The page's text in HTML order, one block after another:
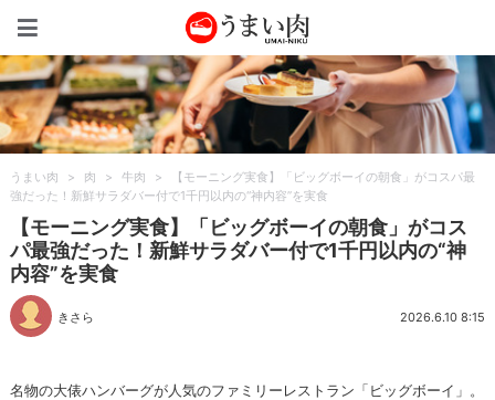
うまい肉 > 肉 > 牛肉 >
【モーニング実食】「ビッグボーイの朝食」がコスパ最
強だった！新鮮サラダバー付で1千円以内の“神内容”を実食
【モーニング実食】「ビッグボーイの朝食」がコス
パ最強だった！新鮮サラダバー付で1千円以内の“神
内容”を実食
きさら 2026.6.10 8:15
名物の大俵ハンバーグが人気のファミリーレストラン「ビッグボーイ」。